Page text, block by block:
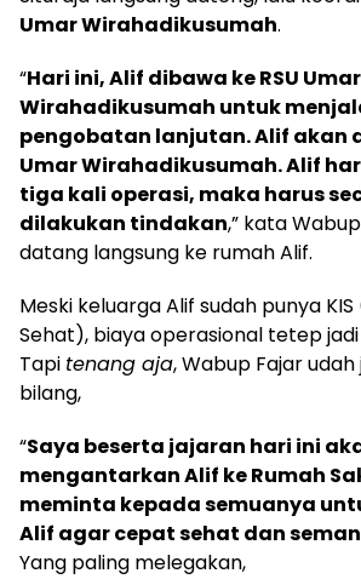
Umar Wirahadikusumah.
“Hari ini, Alif dibawa ke RSU Umar
Wirahadikusumah untuk
pengobatan lanjutan. Alif akan
Umar Wirahadikusumah. Alif
tiga kali operasi, maka harus
dilakukan tindakan,” kata
datang langsung ke rumah Alif.
Meski keluarga Alif sudah punya
Sehat), biaya operasional tetep
Tapi tenang aja, Wabup Fajar udah
bilang,
“Saya beserta jajaran hari ini
mengantarkan Alif ke Rumah
meminta kepada semuanya
Alif agar cepat sehat dan
Yang paling melegakan,